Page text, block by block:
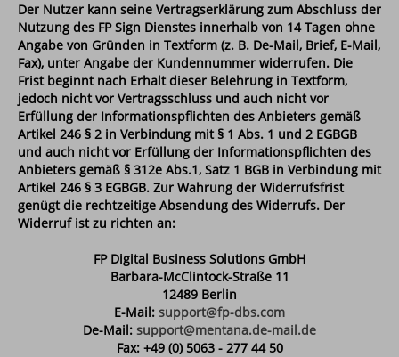
Der Nutzer kann seine Vertragserklärung zum Abschluss der
Nutzung des FP Sign Dienstes innerhalb von 14 Tagen ohne
Angabe von Gründen in Textform (z. B. De-Mail, Brief, E-Mail,
Fax), unter Angabe der Kundennummer widerrufen. Die
Frist beginnt nach Erhalt dieser Belehrung in Textform,
jedoch nicht vor Vertragsschluss und auch nicht vor
Erfüllung der Informationspflichten des Anbieters gemäß
Artikel 246 § 2 in Verbindung mit § 1 Abs. 1 und 2 EGBGB
und auch nicht vor Erfüllung der Informationspflichten des
Anbieters gemäß § 312e Abs.1, Satz 1 BGB in Verbindung mit
Artikel 246 § 3 EGBGB. Zur Wahrung der Widerrufsfrist
genügt die rechtzeitige Absendung des Widerrufs. Der
Widerruf ist zu richten an:
FP Digital Business Solutions GmbH
Barbara-McClintock-Straße 11
12489 Berlin
E-Mail: support@fp-dbs.com
De-Mail: support@mentana.de-mail.de
Fax: +49 (0) 5063 - 277 44 50